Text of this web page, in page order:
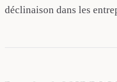
déclinaison dans les